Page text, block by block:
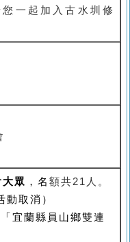
一起加入古水圳修
眾 ，名 額共21人。
動取消）
宜蘭縣員山鄉雙連